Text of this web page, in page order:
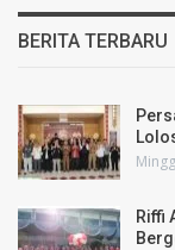
BERITA TERBARU
Riffi